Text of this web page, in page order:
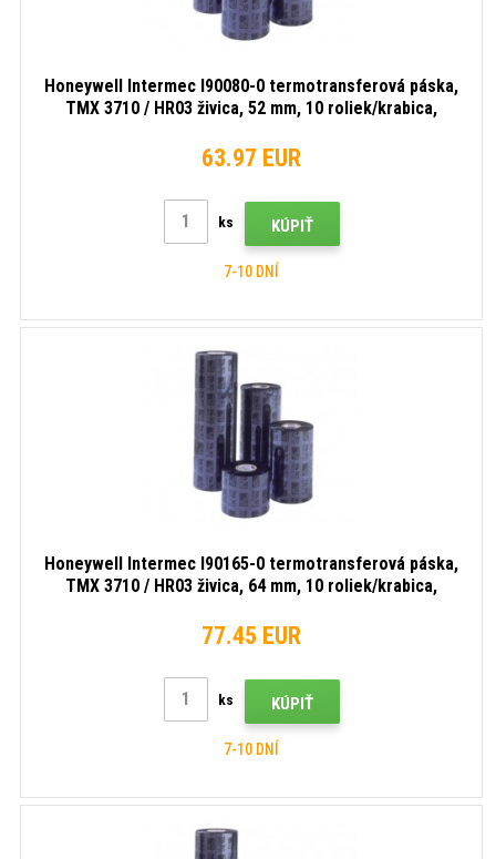
Honeywell Intermec I90080-0 termotransferová páska,
TMX 3710 / HR03 živica, 52 mm, 10 roliek/krabica,
63.97 EUR
ks KÚPIŤ
7-10 DNÍ
Honeywell Intermec I90165-0 termotransferová páska,
TMX 3710 / HR03 živica, 64 mm, 10 roliek/krabica,
77.45 EUR
ks KÚPIŤ
7-10 DNÍ